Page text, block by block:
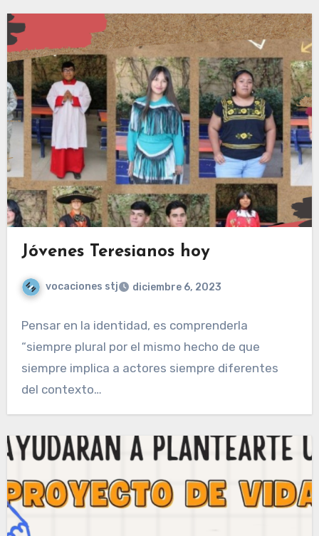
Jóvenes Teresianos hoy
vocaciones stj diciembre 6, 2023
Pensar en la identidad, es comprenderla
“siempre plural por el mismo hecho de que
siempre implica a actores siempre diferentes
del contexto…